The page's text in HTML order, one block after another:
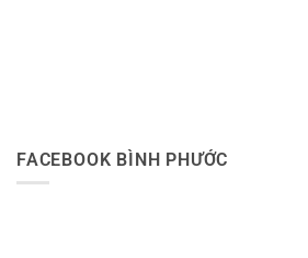
FACEBOOK BÌNH PHƯỚC